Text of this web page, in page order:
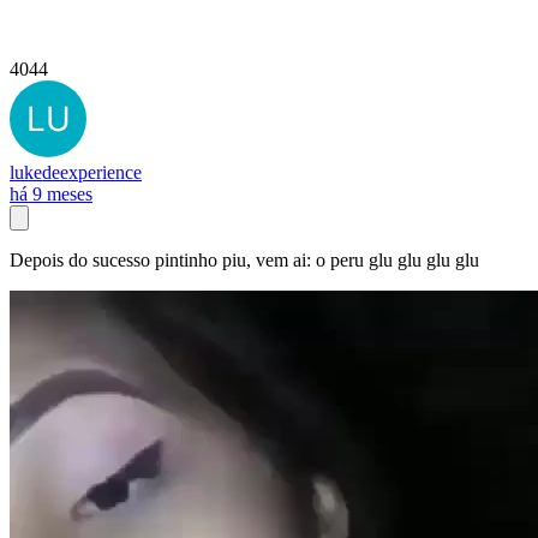
4044
lukedeexperience
há 9 meses
Depois do sucesso pintinho piu, vem ai: o peru glu glu glu glu